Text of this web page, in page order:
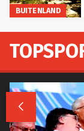
BUITENLAND
